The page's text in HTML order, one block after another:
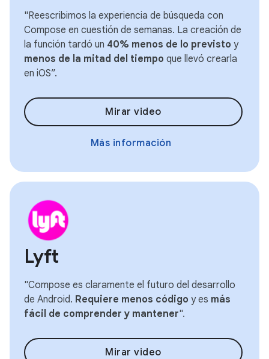
"Reescribimos la experiencia de búsqueda con
Compose en cuestión de semanas. La creación de
la función tardó un 40% menos de lo previsto y
menos de la mitad del tiempo que llevó crearla
en iOS”.
Mirar video
Más información
Lyft
"Compose es claramente el futuro del desarrollo
de Android. Requiere menos código y es más
fácil de comprender y mantener".
Mirar video